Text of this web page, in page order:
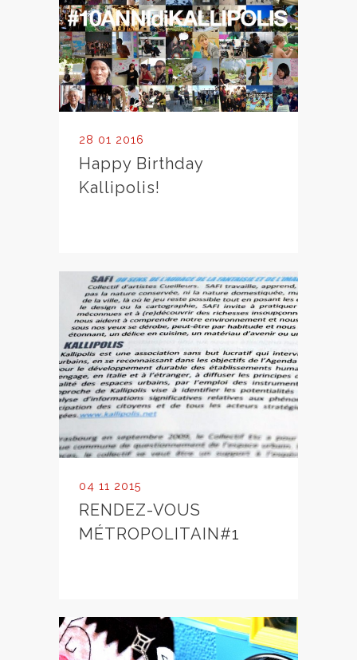
28 01 2016
Happy Birthday
Kallipolis!
04 11 2015
RENDEZ-VOUS
MÉTROPOLITAIN#1